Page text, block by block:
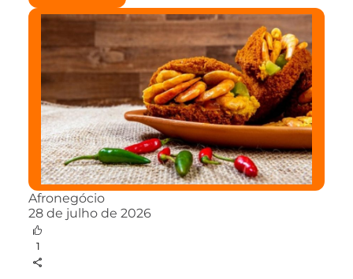
Afronegócio
28 de julho de 2026
1